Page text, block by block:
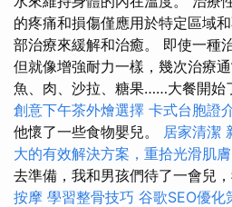
的疼痛和損傷僅應用於特定區域
部治療來緩解和治癒。 即使一種
但就像增強耐力一樣，幾次治療
魚、肉、沙拉、糖果……大餐開始
創意下午茶外燴選擇 卡式台胞證
他懷了一些食物嬰兒。 居家清潔
大的有效解決方案，重拾光滑肌膚
去準備，我和男孩們待了一會兒
按摩 學習整骨技巧 谷歌SEO優化